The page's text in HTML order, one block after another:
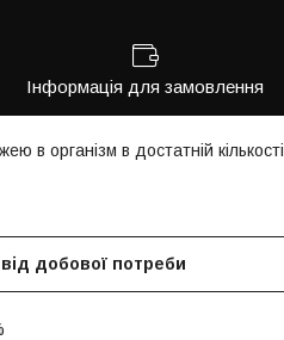
Інформація для замовлення
в організм в достатній кількості
добової потреби